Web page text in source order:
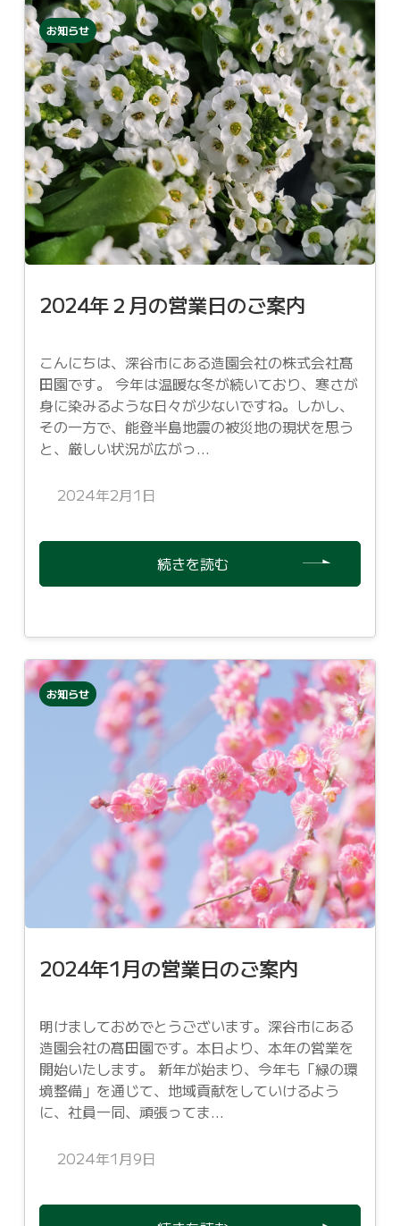
お知らせ
2024年２月の営業日のご案内
こんにちは、深谷市にある造園会社の株式会社髙
田園です。 今年は温暖な冬が続いており、寒さが
身に染みるような日々が少ないですね。しかし、
その一方で、能登半島地震の被災地の現状を思う
と、厳しい状況が広がっ...
2024年2月1日
続きを読む
お知らせ
2024年1月の営業日のご案内
明けましておめでとうございます。深谷市にある
造園会社の髙田園です。本日より、本年の営業を
開始いたします。 新年が始まり、今年も「緑の環
境整備」を通じて、地域貢献をしていけるよう
に、社員一同、頑張ってま...
2024年1月9日